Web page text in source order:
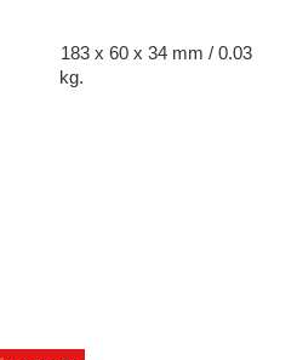
183 x 60 x 34 mm / 0.03
kg.